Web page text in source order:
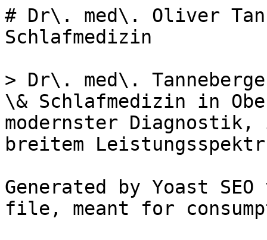
# Dr\. med\. Oliver
Schlafmedizin
> Dr\. med\.
\& Schlafmedizin in
modernster
breitem
Generated by Yoast
file, meant for